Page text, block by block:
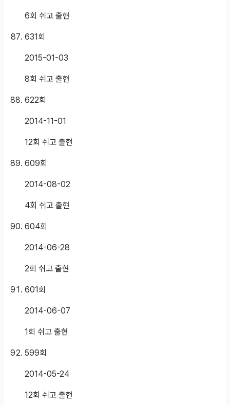
6회 쉬고 출현
631회
2015-01-03
8회 쉬고 출현
622회
2014-11-01
12회 쉬고 출현
609회
2014-08-02
4회 쉬고 출현
604회
2014-06-28
2회 쉬고 출현
601회
2014-06-07
1회 쉬고 출현
599회
2014-05-24
12회 쉬고 출현